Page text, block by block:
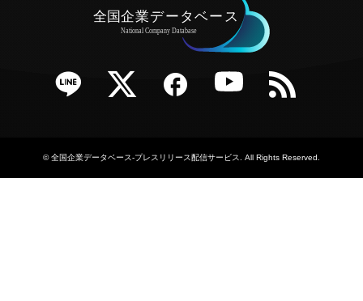
Twitter Facebook YouTube RSS
©全国企業データベース-プレスリリース配信サービス . All Rights Reserved.